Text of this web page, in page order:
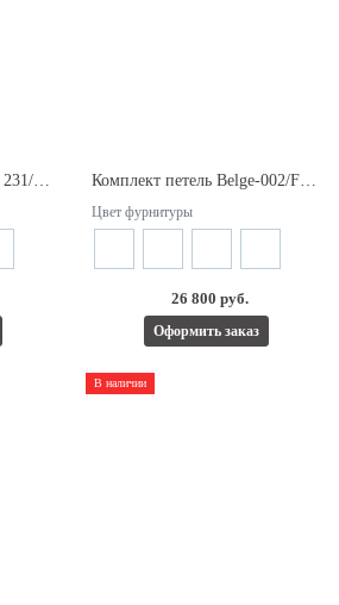
Цвет фурнитуры
26 800 руб.
Оформить заказ
В наличии